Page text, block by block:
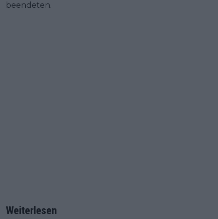
beendeten.
Weiterlesen